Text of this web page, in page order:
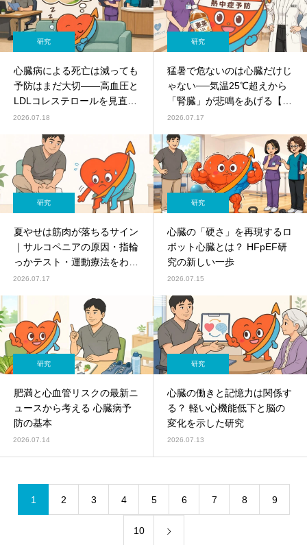
研究
心臓病による死亡は減っても
予防はまだ大切――高血圧と
LDLコレステロールを見直そ
う
2026.07.18
研究
猛暑で危ないのは心臓だけじ
ゃない──気温25℃超えから
「腎臓」が悲鳴をあげる【94
万件の解析】
2026.07.17
研究
夏やせは筋肉が落ちるサイン
｜サルコペニアの原因・指輪
っかテスト・運動療法をわか
りやすく解説
2026.07.17
研究
心臓の「硬さ」を再現するロ
ボット心臓とは？ HFpEF研
究の新しい一歩
2026.07.15
研究
肥満と心血管リスクの最新ニ
ュースから考える 心臓病予
防の基本
2026.07.14
研究
心臓の働きと記憶力は関係す
る？ 軽い心機能低下と脳の
変化を示した研究
2026.07.13
1 2 3 4 5 6 7 8 9
10